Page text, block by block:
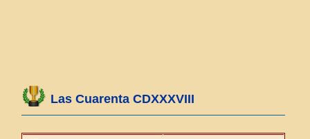
Las Cuarenta CDXXXVIII